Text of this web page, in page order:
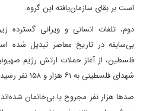
است بر بقای سازمان‌یافته این گروه.
دوم، تلفات انسانی و ویرانی گسترده
بی‌سابقه در تاریخ معاصر تبدیل شده
شهدای فلسطینی به ۶۱ هزار و ۱۵۸ نفر رسیده است.